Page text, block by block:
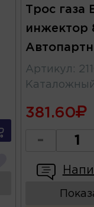
Трос газа
инжектор
Артикул :
381.60
-